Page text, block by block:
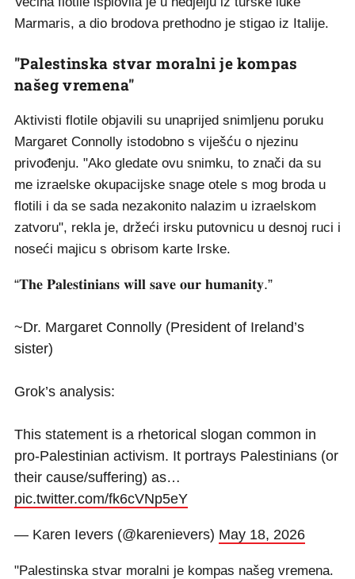
Marmaris, a dio brodova prethodno je stigao iz Italije.
"Palestinska stvar moralni je kompas
našeg vremena"
Aktivisti flotile objavili su unaprijed snimljenu poruku
Margaret Connolly istodobno s viješću o njezinu
privođenju. "Ako gledate ovu snimku, to znači da su
me izraelske okupacijske snage otele s mog broda u
flotili i da se sada nezakonito nalazim u izraelskom
zatvoru", rekla je, držeći irsku putovnicu u desnoj ruci i
noseći majicu s obrisom karte Irske.
“𝐓𝐡𝐞 𝐏𝐚𝐥𝐞𝐬𝐭𝐢𝐧𝐢𝐚𝐧𝐬 𝐰𝐢𝐥𝐥 𝐬𝐚𝐯𝐞 𝐨𝐮𝐫 𝐡𝐮𝐦𝐚𝐧𝐢𝐭𝐲.”
~Dr. Margaret Connolly (President of Ireland’s
sister)
Grok’s analysis:
This statement is a rhetorical slogan common in
pro-Palestinian activism. It portrays Palestinians (or
their cause/suffering) as…
pic.twitter.com/fk6cVNp5eY
— Karen Ievers (@karenievers) May 18, 2026
"Palestinska stvar moralni je kompas našeg vremena.